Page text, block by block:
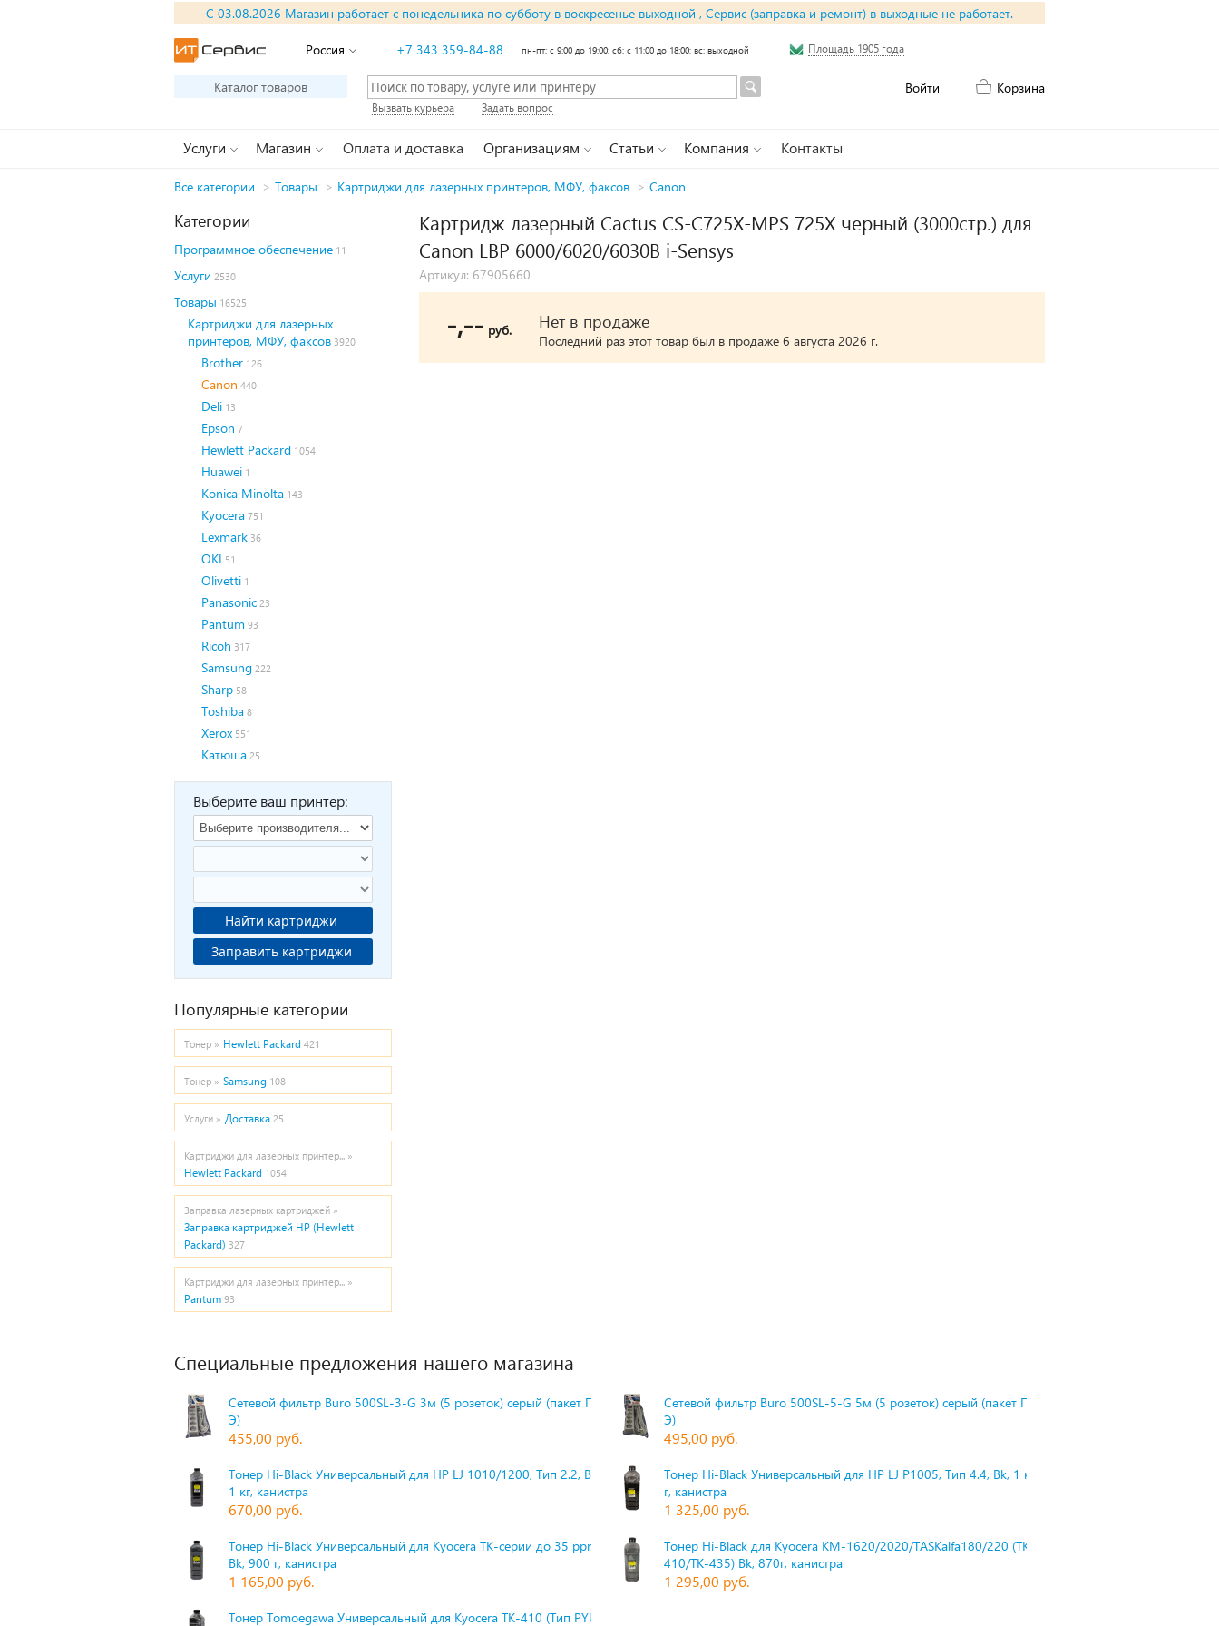
С 03.08.2026 Магазин работает с понедельника по субботу в воскресенье выходной , Сервис (заправка и ремонт) в выходные не работает.
Россия +7 343 359-84-88 пн-пт: с 9:00 до 19:00; сб: с 11:00 до 18:00; вс: выходной Площадь 1905 года
Каталог товаров Войти Корзина
Вызвать курьера Задать вопрос
Услуги Магазин Оплата и доставка Организациям Статьи Компания Контакты
Все категории > Товары > Картриджи для лазерных принтеров, МФУ, факсов > Canon
Категории
Программное обеспечение 11
Услуги 2530
Товары 16525
Картриджи для лазерных
принтеров, МФУ, факсов 3920
Brother 126
Canon 440
Deli 13
Epson 7
Hewlett Packard 1054
Huawei 1
Konica Minolta 143
Kyocera 751
Lexmark 36
OKI 51
Olivetti 1
Panasonic 23
Pantum 93
Ricoh 317
Samsung 222
Sharp 58
Toshiba 8
Xerox 551
Катюша 25
Выберите ваш принтер:
Найти картриджи
Заправить картриджи
Популярные категории
Тонер » Hewlett Packard 421
Тонер » Samsung 108
Услуги » Доставка 25
Картриджи для лазерных принтер... »
Hewlett Packard 1054
Заправка лазерных картриджей »
Заправка картриджей HP (Hewlett
Packard) 327
Картриджи для лазерных принтер... »
Pantum 93
Картридж лазерный Cactus CS-C725X-MPS 725X черный (3000стр.) для
Canon LBP 6000/6020/6030B i-Sensys
Артикул: 67905660
-,-- руб. Нет в продаже
Последний раз этот товар был в продаже 6 августа 2026 г.
Специальные предложения нашего магазина
Сетевой фильтр Buro 500SL-3-G 3м (5 розеток) серый (пакет П
Э)
455,00 руб.
Сетевой фильтр Buro 500SL-5-G 5м (5 розеток) серый (пакет П
Э)
495,00 руб.
Тонер Hi-Black Универсальный для HP LJ 1010/1200, Тип 2.2, Bk,
1 кг, канистра
670,00 руб.
Тонер Hi-Black Универсальный для HP LJ P1005, Тип 4.4, Bk, 1 к
г, канистра
1 325,00 руб.
Тонер Hi-Black Универсальный для Kyocera TK-серии до 35 ppm,
Bk, 900 г, канистра
1 165,00 руб.
Тонер Hi-Black для Kyocera KM-1620/2020/TASKalfa180/220 (TK-
410/TK-435) Bk, 870г, канистра
1 295,00 руб.
Тонер Tomoegawa Универсальный для Kyocera TK-410 (Тип PYU